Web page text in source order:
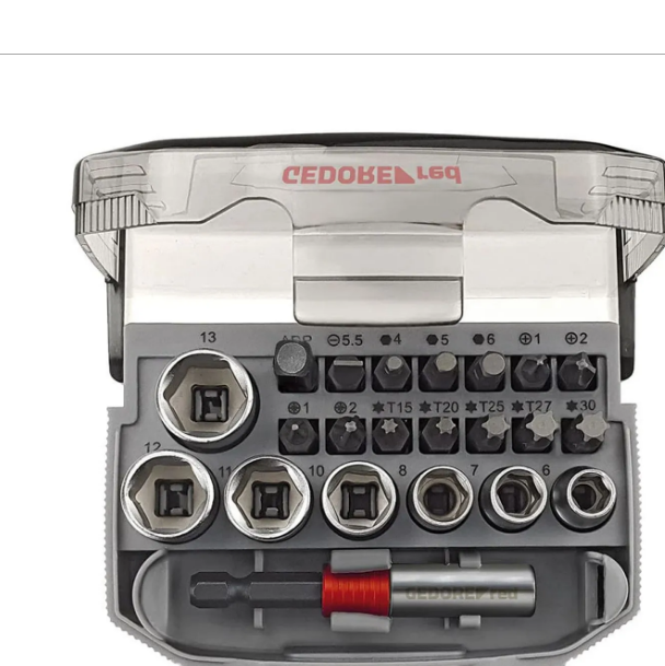
direita/esquerda através de alavanca, dentes finos, cabeça oval de 1/4 - Adaptador quadrado com